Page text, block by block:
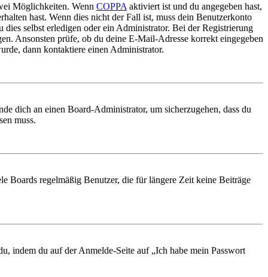
Möglichkeiten. Wenn COPPA aktiviert ist und du angegeben hast,
hast. Wenn dies nicht der Fall ist, muss dein Benutzerkonto
selbst erledigen oder ein Administrator. Bei der Registrierung
Ansonsten prüfe, ob du deine E-Mail-Adresse korrekt eingegeben
dann kontaktiere einen Administrator.
dich an einen Board-Administrator, um sicherzugehen, dass du
muss.
Boards regelmäßig Benutzer, die für längere Zeit keine Beiträge
indem du auf der Anmelde-Seite auf „Ich habe mein Passwort